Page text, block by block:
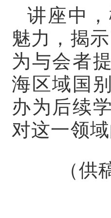
讲座中
魅力，揭
为与会者
海区域国
办为后续
对这一领
（